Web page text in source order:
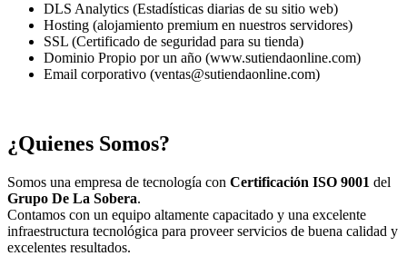
DLS Analytics (Estadísticas diarias de su sitio web)
Hosting (alojamiento premium en nuestros servidores)
SSL (Certificado de seguridad para su tienda)
Dominio Propio por un año (www.sutiendaonline.com)
Email corporativo (ventas@sutiendaonline.com)
¿Quienes Somos?
Somos una empresa de tecnología con Certificación ISO 9001 del
Grupo De La Sobera.
Contamos con un equipo altamente capacitado y una excelente
infraestructura tecnológica para proveer servicios de buena calidad y
excelentes resultados.